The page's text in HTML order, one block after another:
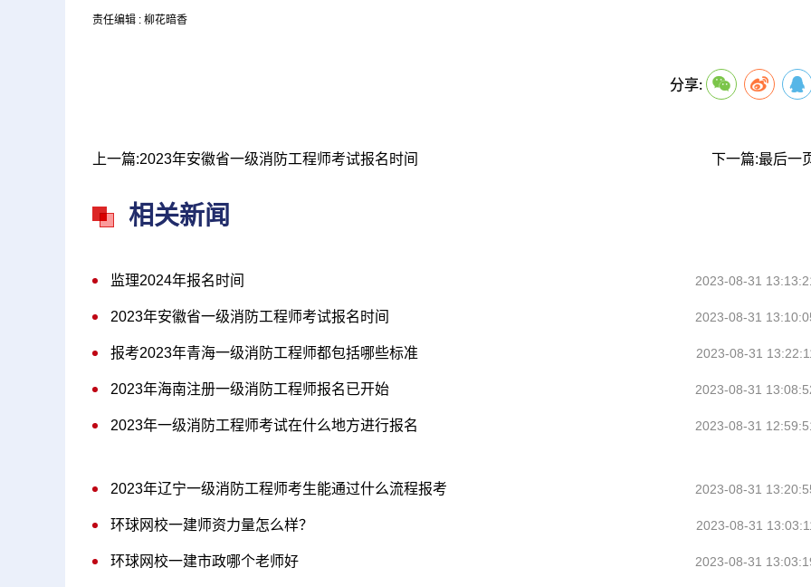
责任编辑 : 柳花暗香
分享:
上一篇:2023年安徽省一级消防工程师考试报名时间 下一篇:最后一
相关新闻
监理2024年报名时间 2023-08-31
2023年安徽省一级消防工程师考试报名时间 2023-08-31
报考2023年青海一级消防工程师都包括哪些标准 2023-08-31
2023年海南注册一级消防工程师报名已开始 2023-08-31
2023年一级消防工程师考试在什么地方进行报名 2023-08-31
2023年辽宁一级消防工程师考生能通过什么流程报考 2023-08-31
环球网校一建师资力量怎么样？ 2023-08-31
环球网校一建市政哪个老师好 2023-08-31